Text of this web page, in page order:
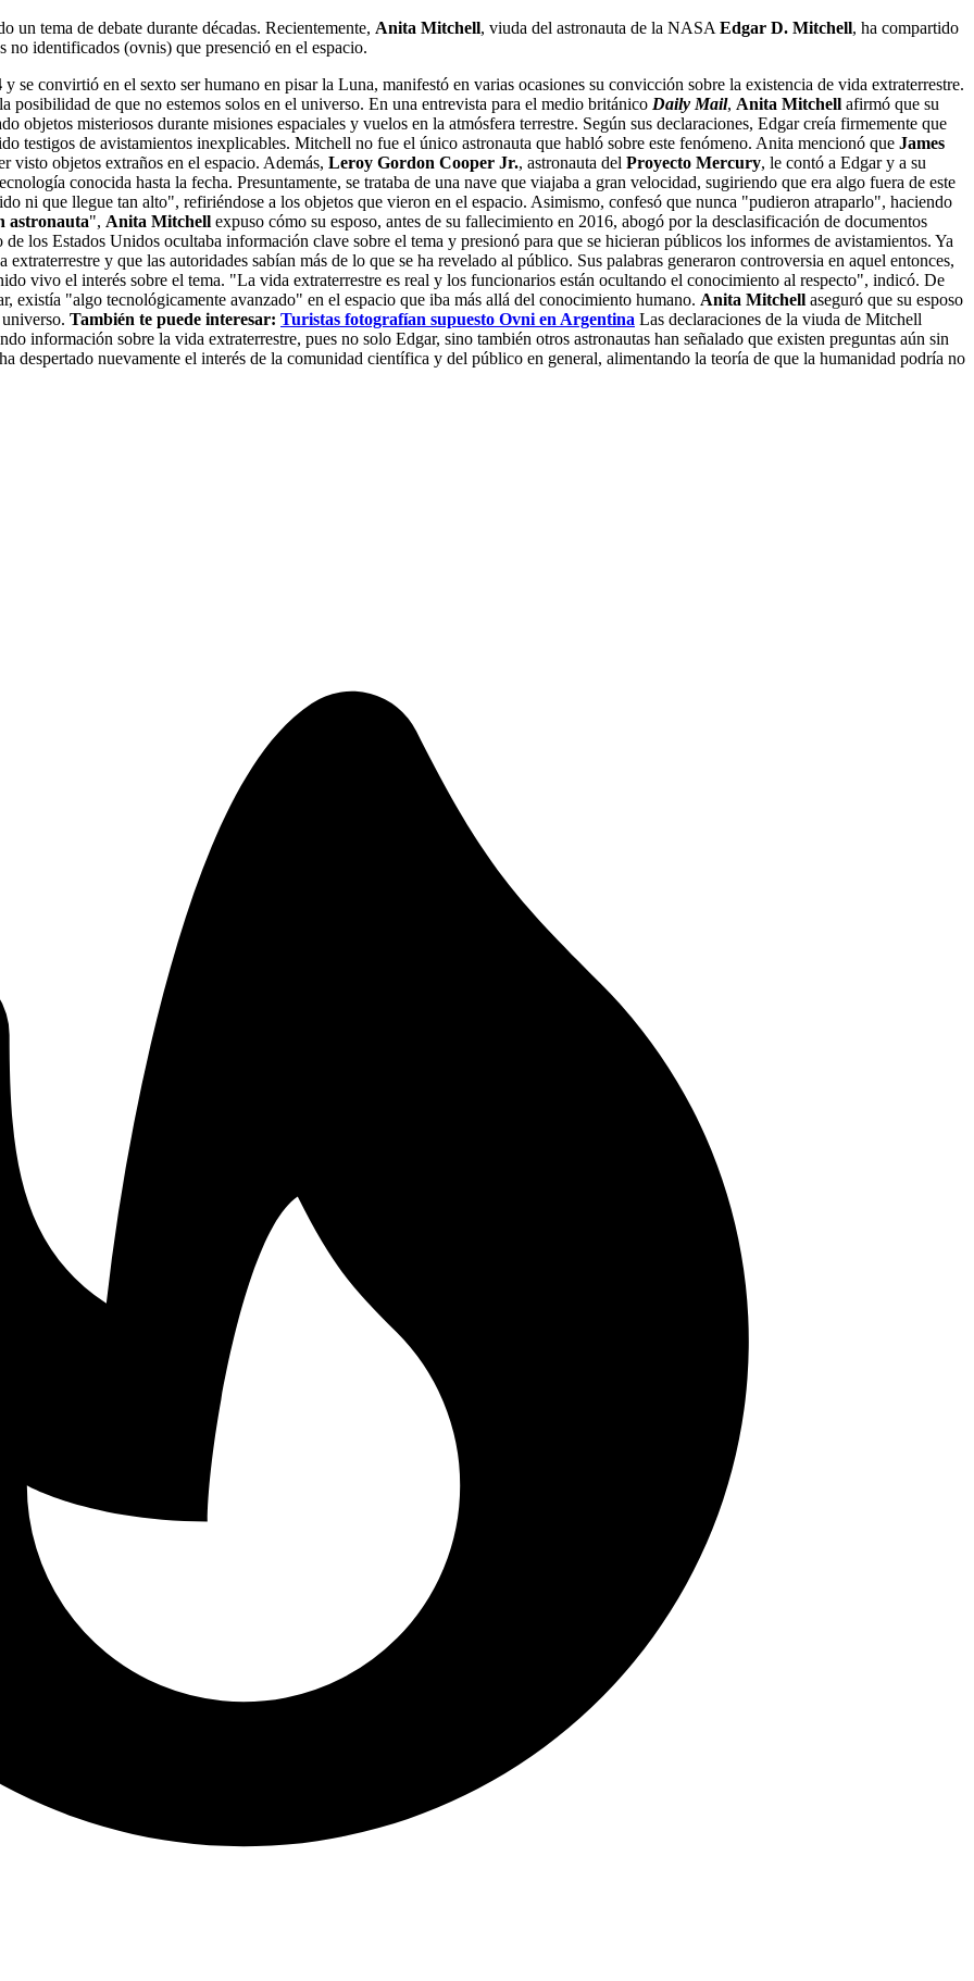
un tema de debate durante décadas. Recientemente, Anita Mitchell, viuda del astronauta de la NASA Edgar D. Mitchell, ha compartido
no identificados (ovnis) que presenció en el espacio.
y se convirtió en el sexto ser humano en pisar la Luna, manifestó en varias ocasiones su convicción sobre la existencia de vida extraterrestre.
posibilidad de que no estemos solos en el universo. En una entrevista para el medio británico Daily Mail, Anita Mitchell afirmó que su
objetos misteriosos durante misiones espaciales y vuelos en la atmósfera terrestre. Según sus declaraciones, Edgar creía firmemente que
testigos de avistamientos inexplicables. Mitchell no fue el único astronauta que habló sobre este fenómeno. Anita mencionó que James
visto objetos extraños en el espacio. Además, Leroy Gordon Cooper Jr., astronauta del Proyecto Mercury, le contó a Edgar y a su
conocida hasta la fecha. Presuntamente, se trataba de una nave que viajaba a gran velocidad, sugiriendo que era algo fuera de este
ni que llegue tan alto", refiriéndose a los objetos que vieron en el espacio. Asimismo, confesó que nunca "pudieron atraparlo", haciendo
astronauta", Anita Mitchell expuso cómo su esposo, antes de su fallecimiento en 2016, abogó por la desclasificación de documentos
los Estados Unidos ocultaba información clave sobre el tema y presionó para que se hicieran públicos los informes de avistamientos. Ya
y que las autoridades sabían más de lo que se ha revelado al público. Sus palabras generaron controversia en aquel entonces,
vivo el interés sobre el tema. "La vida extraterrestre es real y los funcionarios están ocultando el conocimiento al respecto", indicó. De
existía "algo tecnológicamente avanzado" en el espacio que iba más allá del conocimiento humano. Anita Mitchell aseguró que su esposo
También te puede interesar: Turistas fotografían supuesto Ovni en Argentina Las declaraciones de la viuda de Mitchell
información sobre la vida extraterrestre, pues no solo Edgar, sino también otros astronautas han señalado que existen preguntas aún sin
despertado nuevamente el interés de la comunidad científica y del público en general, alimentando la teoría de que la humanidad podría no